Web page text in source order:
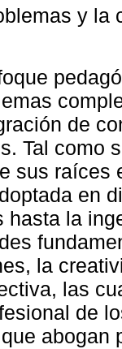
y la
de
Tal como
sus raíces
en
hasta la
la
las
de
abogan